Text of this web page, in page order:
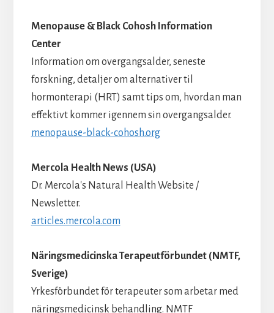
Menopause & Black Cohosh Information
Center
Information om overgangsalder, seneste
forskning, detaljer om alternativer til
hormonterapi (HRT) samt tips om, hvordan man
effektivt kommer igennem sin overgangsalder.
menopause-black-cohosh.org
Mercola Health News (USA)
Dr. Mercola's Natural Health Website /
Newsletter.
articles.mercola.com
Näringsmedicinska Terapeutförbundet (NMTF,
Sverige)
Yrkesförbundet för terapeuter som arbetar med
näringsmedicinsk behandling. NMTF